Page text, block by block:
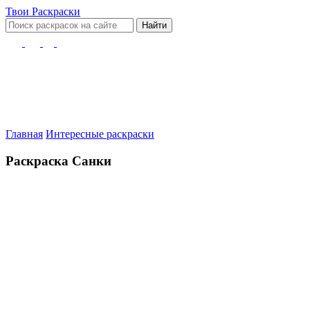
Твои Раскраски
Найти
Главная Интересные раскраски
Раскраска Санки